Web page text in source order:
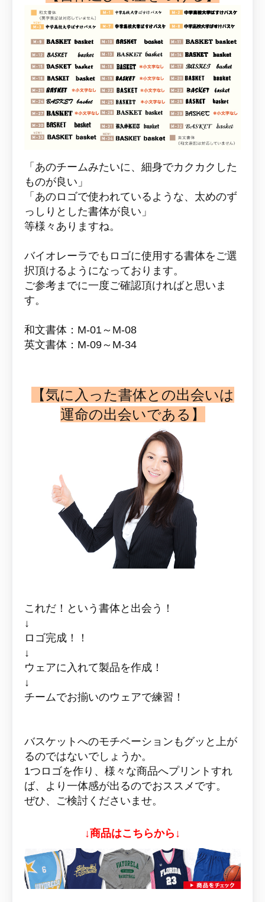
「あのチームみたいに、細身でカクカクした
ものが良い」
「あのロゴで使われているような、太めのず
っしりとした書体が良い」
等様々ありますね。
バイオレーラでもロゴに使用する書体をご選
択頂けるようになっております。
ご参考までに一度ご確認頂ければと思いま
す。
和文書体：M-01～M-08
英文書体：M-09～M-34
【気に入った書体との出会いは
運命の出会いである】
これだ！という書体と出会う！
↓
ロゴ完成！！
↓
ウェアに入れて製品を作成！
↓
チームでお揃いのウェアで練習！
バスケットへのモチベーションもグッと上が
るのではないでしょうか。
1つロゴを作り、様々な商品へプリントすれ
ば、より一体感が出るのでおススメです。
ぜひ、ご検討くださいませ。
↓商品はこちらから↓